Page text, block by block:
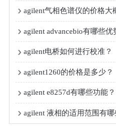
agilent气相色谱仪的价格大
agilent advancebio有哪些优
agilent电桥如何进行校准？
agilent1260的价格是多少？
agilent e8257d有哪些功能？
agilent 液相的适用范围有哪